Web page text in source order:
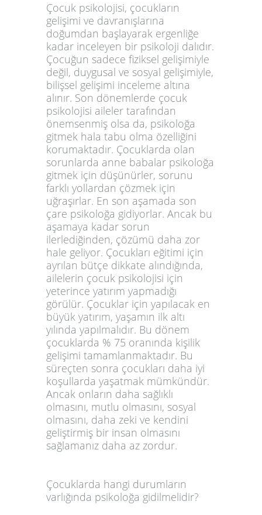
Çocuk psikolojisi, çocukların
gelişimi ve davranışlarına
doğumdan başlayarak ergenliğe
kadar inceleyen bir psikoloji dalıdır.
Çocuğun sadece fiziksel gelişimiyle
değil, duygusal ve sosyal gelişimiyle,
bilişsel gelişimi inceleme altına
alınır. Son dönemlerde çocuk
psikolojisi aileler tarafından
önemsenmiş olsa da, psikoloğa
gitmek hala tabu olma özelliğini
korumaktadır. Çocuklarda olan
sorunlarda anne babalar psikoloğa
gitmek için düşünürler, sorunu
farklı yollardan çözmek için
uğraşırlar. En son aşamada son
çare psikoloğa gidiyorlar. Ancak bu
aşamaya kadar sorun
ilerlediğinden, çözümü daha zor
hale geliyor. Çocukları eğitimi için
ayrılan bütçe dikkate alındığında,
ailelerin çocuk psikolojisi için
yeterince yatırım yapmadığı
görülür. Çocuklar için yapılacak en
büyük yatırım, yaşamın ilk altı
yılında yapılmalıdır. Bu dönem
çocuklarda % 75 oranında kişilik
gelişimi tamamlanmaktadır. Bu
süreçten sonra çocukları daha iyi
koşullarda yaşatmak mümkündür.
Ancak onların daha sağlıklı
olmasını, mutlu olmasını, sosyal
olmasını, daha zeki ve kendini
geliştirmiş bir insan olmasını
sağlamanız daha az zordur.
Çocuklarda hangi durumların
varlığında psikoloğa gidilmelidir?